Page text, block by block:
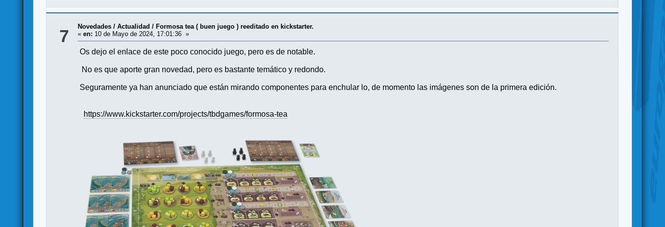
7 Novedades / Actualidad / Formosa tea ( buen juego ) reeditado en kickstarter.
«en: 10 de Mayo de 2024, 17:01:36 »
Os dejo el enlace de este poco conocido juego, pero es de notable.
No es que aporte gran novedad, pero es bastante temático y redondo.
Seguramente ya han anunciado que están mirando componentes para enchular lo, de momento las imágenes son de la primera edición.
https://www.kickstarter.com/projects/tbdgames/formosa-tea